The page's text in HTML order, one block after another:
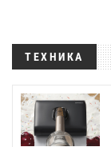
ТЕХНИКА